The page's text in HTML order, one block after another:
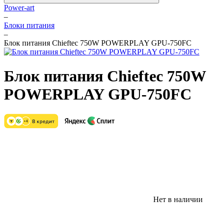
Power-art
–
Блоки питания
–
Блок питания Chieftec 750W POWERPLAY GPU-750FC
Блок питания Chieftec 750W
POWERPLAY GPU-750FC
Нет в наличии